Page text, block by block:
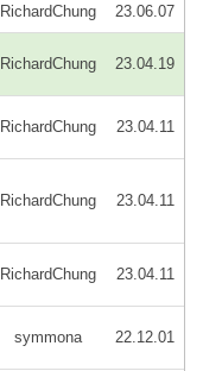
RichardChung 23.06.07
RichardChung 23.04.19
RichardChung 23.04.11
RichardChung 23.04.11
RichardChung 23.04.11
symmona 22.12.01